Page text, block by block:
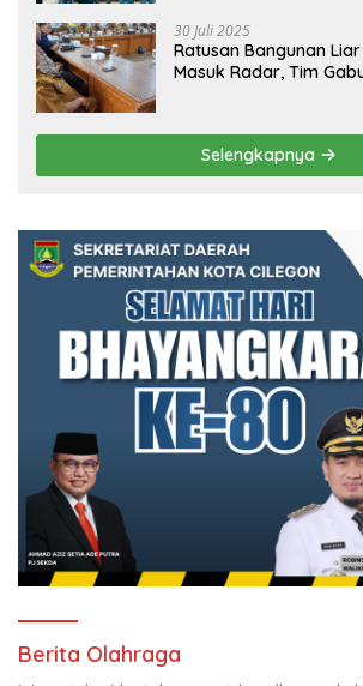
30 Juli 2025
Ratusan Bangunan
Masuk Radar, Tim
Selengkapnya
Berita Olahraga